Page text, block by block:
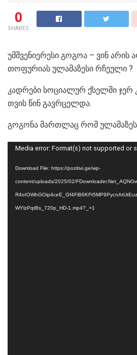
0
SHARES
უმშვენიერესი გოგოა – ვინ არის
თოფურიას ულამაზესი რჩეული ?
კადრები სოციალურ ქსელში ჯერ
თვის წინ გავრცელდა.
გოგონა მართლაც რომ
Video
Media error: Format(s) not supported or
Download File: https://pozitivi.ge/wp-
content/uploads/2025/02/
WYlzPqtBs_720p_HD-1.mp4?_=1